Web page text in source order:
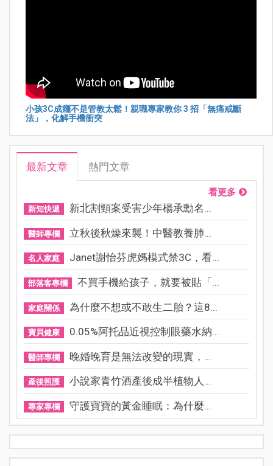
小孩3C成癮不是管教太鬆！親職專家教你 3 招「無痛戒斷
法」，化解手機衝突
最新文章 熱門文章
看更多
新知快遞 新北割頸案受害少年楊承勳名...
醫師專欄 立秋後秋燥來襲！中醫教養肺...
名人家庭 Janet謝怡芬虎媽模式禁3C，看...
部落客專欄 不買手機給孩子，就要被貼「...
家庭關係 為什麼不想或不敢生二胎？這8...
寶貝健康 0.05%阿托品近視控制眼藥水納...
醫師專欄 晚婚晚育是無法改變的現實，...
產後照護 小說家青竹酒產後成半植物人...
專家專欄 守護寶寶的黃金睡眠：為什麼...